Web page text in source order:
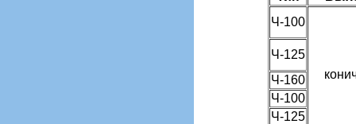
Ч-100
Ч-125
Ч-160
Ч-100
Ч-125